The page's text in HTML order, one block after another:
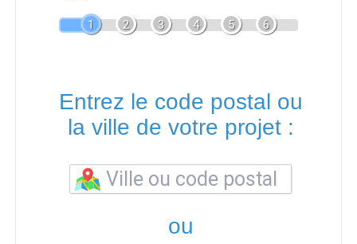
1 2 3 4 5 6
Entrez le code postal ou
la ville de votre projet :
ou